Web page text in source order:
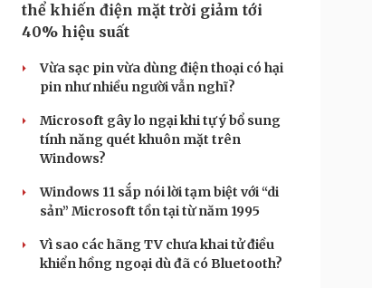
thể khiến điện mặt trời giảm tới
40% hiệu suất
Vừa sạc pin vừa dùng điện thoại có hại
pin như nhiều người vẫn nghĩ?
Microsoft gây lo ngại khi tự ý bổ sung
tính năng quét khuôn mặt trên
Windows?
Windows 11 sắp nói lời tạm biệt với “di
sản” Microsoft tồn tại từ năm 1995
Vì sao các hãng TV chưa khai tử điều
khiển hồng ngoại dù đã có Bluetooth?